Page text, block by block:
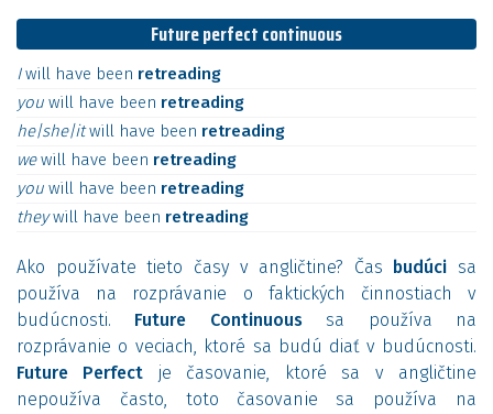
Future perfect continuous
Iwill have been retreading
you will have been retreading
he|she|itwill have been retreading
wewill have been retreading
you will have been retreading
theywill have been retreading
Ako používate tieto časy v angličtine? Čas budúci sa
používa na rozprávanie o faktických činnostiach v
budúcnosti. Future Continuoussa používa na
rozprávanie o veciach, ktoré sa budú diať v budúcnosti.
Future Perfect je časovanie, ktoré sa v angličtine
nepoužíva často, toto časovanie sa používa na